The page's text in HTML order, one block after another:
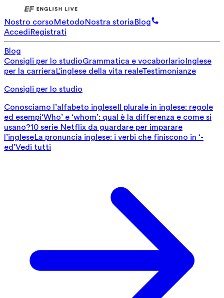
Nostro corsoMetodoNostra storiaBlog
AccediRegistrati
Blog
Consigli per lo studioGrammatica e vocaborlarioInglese
per la carrieraL'inglese della vita realeTestimonianze
Consigli per lo studio
Conosciamo l’alfabeto ingleseIl plurale in inglese: regole
ed esempi‘Who’ e ‘whom’: qual è la differenza e come si
usano?10 serie Netflix da guardare per imparare
l’ingleseLa pronuncia inglese: i verbi che finiscono in ‘-
ed’Vedi tutti